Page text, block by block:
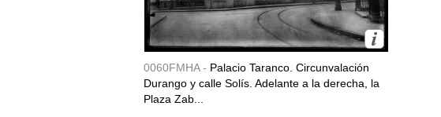
0060FMHA - Palacio Taranco. Circunvalación
Durango y calle Solís. Adelante a la derecha, la
Plaza Zab...